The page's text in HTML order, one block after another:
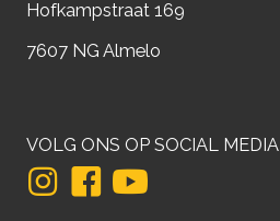
Hofkampstraat 169
7607 NG Almelo
VOLG ONS OP SOCIAL MEDIA